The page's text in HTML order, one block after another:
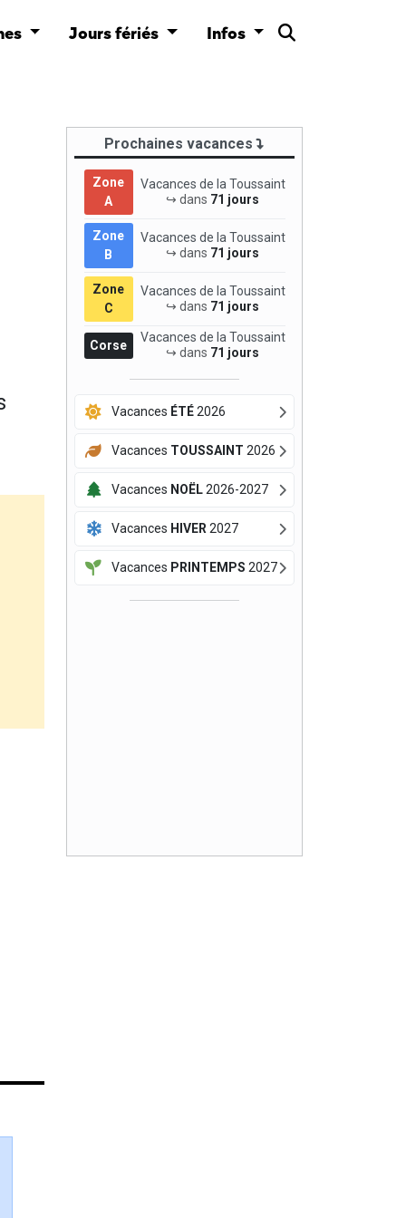
Jours fériés Infos
Prochaines vacances
Zone
A
Vacances de la Toussaint
↪ dans 71 jours
Zone
B
Vacances de la Toussaint
↪ dans 71 jours
Zone
C
Vacances de la Toussaint
↪ dans 71 jours
Corse
Vacances de la Toussaint
↪ dans 71 jours
Vacances ÉTÉ2026
Vacances TOUSSAINT 2026
Vacances NOËL2026-2027
Vacances HIVER 2027
Vacances PRINTEMPS 2027